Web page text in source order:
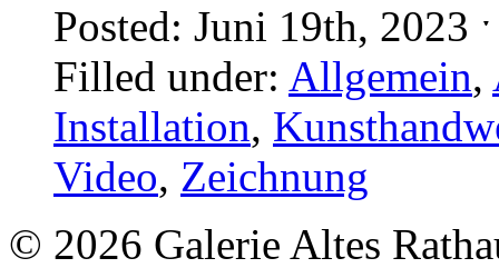
Posted: Juni 19th, 2023
Filled under: Allgemein,
Installation,
Video, Zeichnung
© 2026 Galerie Altes